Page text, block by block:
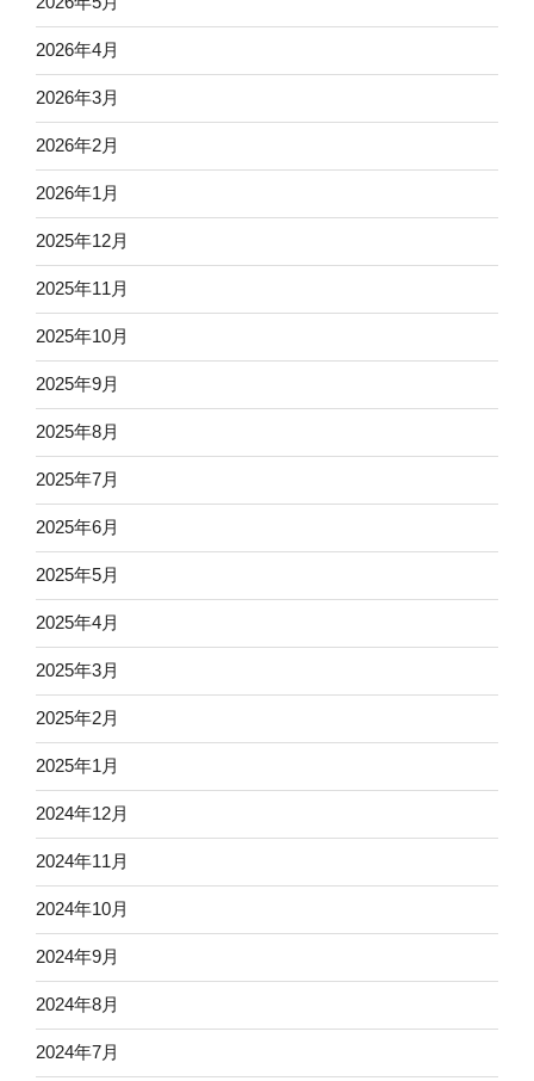
2026年4月
2026年3月
2026年2月
2026年1月
2025年12月
2025年11月
2025年10月
2025年9月
2025年8月
2025年7月
2025年6月
2025年5月
2025年4月
2025年3月
2025年2月
2025年1月
2024年12月
2024年11月
2024年10月
2024年9月
2024年8月
2024年7月